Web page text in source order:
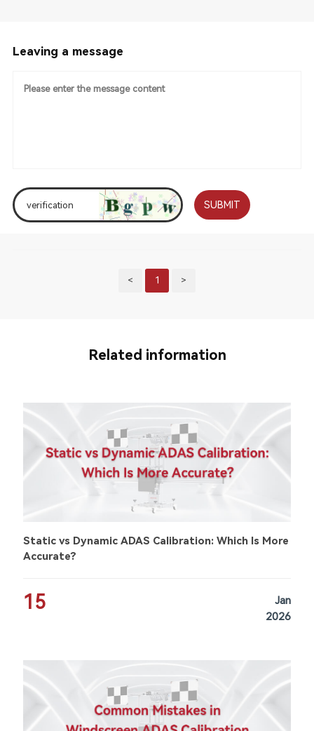
Leaving a message
SUBMIT
< 1 >
Related information
Static vs Dynamic ADAS Calibration: Which Is More
Accurate?
15
Jan
2026